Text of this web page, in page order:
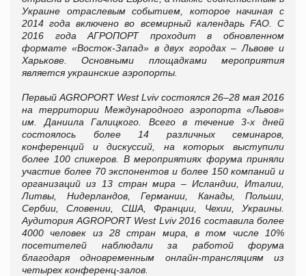
Украине отраслевым событием, которое начиная с
2014 года включено во всемирный календарь FAO. С
2016 года АГРОПОРТ проходит в обновленном
формате «Восток-Запад» в двух городах – Львове и
Харькове. Основными площадками мероприятия
является украинские аэропорты.
Первый AGROPORT West Lviv состоялся 26–28 мая 2016
на территории Международного аэропорта «Львов»
им. Даниила Галицкого. Всего в течение 3-х дней
состоялось более 14 различных семинаров,
конференций и дискуссий, на которых выступили
более 100 спикеров. В мероприятиях форума приняли
участие более 70 экспонентов и более 150 компаний и
организаций из 13 стран мира – Исландии, Италии,
Литвы, Нидерландов, Германии, Канады, Польши,
Сербии, Словении, США, Франции, Чехии, Украины.
Аудитория AGROPORT West Lviv 2016 составила более
4000 человек из 28 стран мира, в том числе 10%
посетителей наблюдали за работой форума
благодаря одновременным онлайн-трансляциям из
четырех конференц-залов.